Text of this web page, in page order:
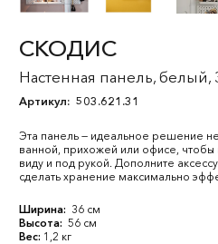
СКОДИС
Настенная панель, белый,
Артикул: 503.621.31
Эта панель — идеальное решение
ванной, прихожей или офисе,
виду и под рукой. Дополните
сделать хранение максимально
Ширина: 36 см
Высота: 56 см
Вес: 1,2 кг